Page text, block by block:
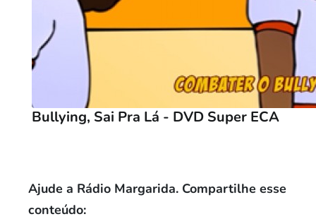
Bullying, Sai Pra Lá - DVD Super ECA
Ajude a Rádio Margarida. Compartilhe esse
conteúdo: